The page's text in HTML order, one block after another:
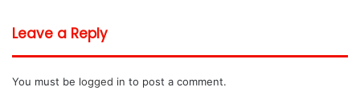
Leave a Reply
You must be logged in to post a comment.